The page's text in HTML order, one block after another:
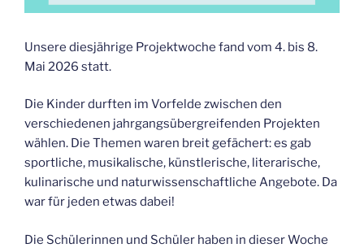
Unsere diesjährige Projektwoche fand vom 4. bis 8.
Mai 2026 statt.
Die Kinder durften im Vorfelde zwischen den
verschiedenen jahrgangsübergreifenden Projekten
wählen. Die Themen waren breit gefächert: es gab
sportliche, musikalische, künstlerische, literarische,
kulinarische und naturwissenschaftliche Angebote. Da
war für jeden etwas dabei!
Die Schülerinnen und Schüler haben in dieser Woche